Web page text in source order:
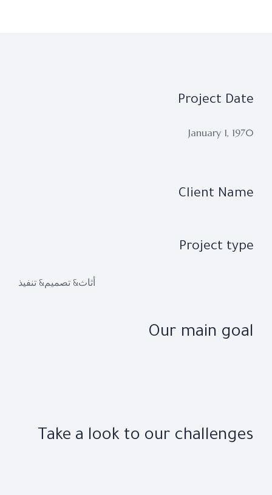
Project Date
January 1, 1970
Client Name
Project type
أثاث& تصميم& تنفيذ
Our main goal
Take a look to our challenges